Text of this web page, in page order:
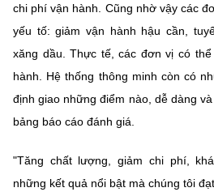
chi phí vận hành. Cũng nhờ vậy các
yếu tố: giảm vận hành hậu cần,
xăng dầu. Thực tế, các đơn vị có
hành. Hệ thống thông minh còn có
định giao những điểm nào, dễ dàng
bảng báo cáo đánh giá.
"Tăng chất lượng, giảm chi phí,
những kết quả nổi bật mà chúng tôi